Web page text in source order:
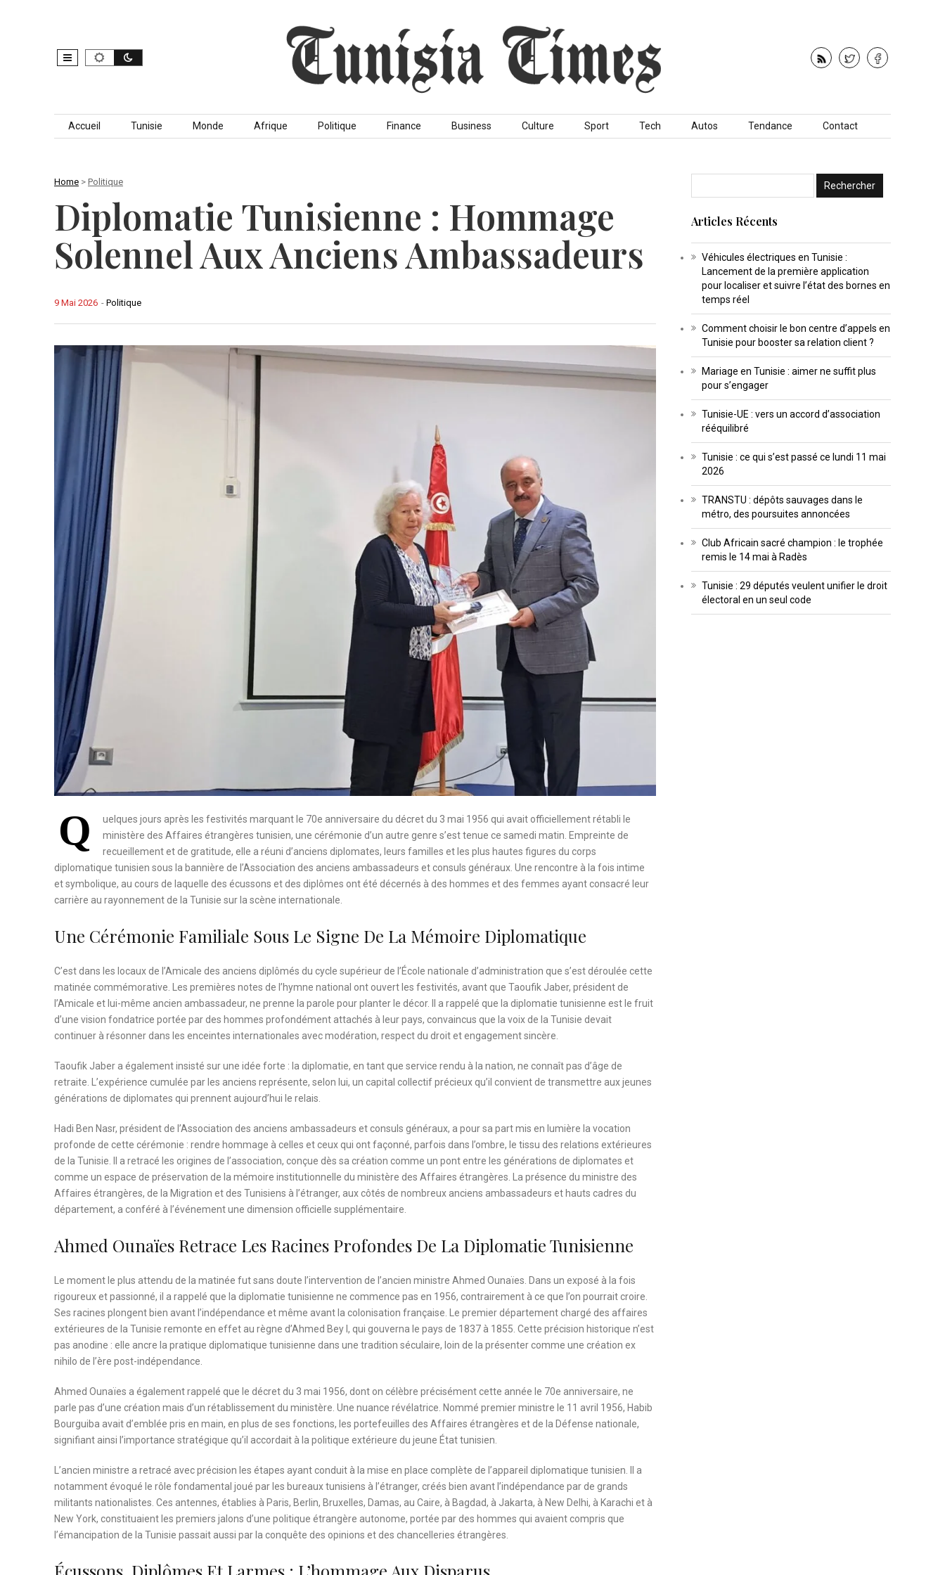
Skip to content
Accueil Tunisie Monde Afrique Politique Finance Business Culture Sport Tech Autos Tendance Contact
Home > Politique
Diplomatie Tunisienne : Hommage
Solennel Aux Anciens Ambassadeurs
- Politique
9 Mai 2026
Q
uelques jours après les festivités marquant le 70e anniversaire du décret du 3 mai 1956 qui avait officiellement rétabli le
ministère des Affaires étrangères tunisien, une cérémonie d’un autre genre s’est tenue ce samedi matin. Empreinte de
recueillement et de gratitude, elle a réuni d’anciens diplomates, leurs familles et les plus hautes figures du corps
diplomatique tunisien sous la bannière de l’Association des anciens ambassadeurs et consuls généraux. Une rencontre à la fois intime
et symbolique, au cours de laquelle des écussons et des diplômes ont été décernés à des hommes et des femmes ayant consacré leur
carrière au rayonnement de la Tunisie sur la scène internationale.
Une Cérémonie Familiale Sous Le Signe De La Mémoire Diplomatique
C’est dans les locaux de l’Amicale des anciens diplômés du cycle supérieur de l’École nationale d’administration que s’est déroulée cette
matinée commémorative. Les premières notes de l’hymne national ont ouvert les festivités, avant que Taoufik Jaber, président de
l’Amicale et lui-même ancien ambassadeur, ne prenne la parole pour planter le décor. Il a rappelé que la diplomatie tunisienne est le fruit
d’une vision fondatrice portée par des hommes profondément attachés à leur pays, convaincus que la voix de la Tunisie devait
continuer à résonner dans les enceintes internationales avec modération, respect du droit et engagement sincère.
Taoufik Jaber a également insisté sur une idée forte : la diplomatie, en tant que service rendu à la nation, ne connaît pas d’âge de
retraite. L’expérience cumulée par les anciens représente, selon lui, un capital collectif précieux qu’il convient de transmettre aux jeunes
générations de diplomates qui prennent aujourd’hui le relais.
Hadi Ben Nasr, président de l’Association des anciens ambassadeurs et consuls généraux, a pour sa part mis en lumière la vocation
profonde de cette cérémonie : rendre hommage à celles et ceux qui ont façonné, parfois dans l’ombre, le tissu des relations extérieures
de la Tunisie. Il a retracé les origines de l’association, conçue dès sa création comme un pont entre les générations de diplomates et
comme un espace de préservation de la mémoire institutionnelle du ministère des Affaires étrangères. La présence du ministre des
Affaires étrangères, de la Migration et des Tunisiens à l’étranger, aux côtés de nombreux anciens ambassadeurs et hauts cadres du
département, a conféré à l’événement une dimension officielle supplémentaire.
Ahmed Ounaïes Retrace Les Racines Profondes De La Diplomatie Tunisienne
Le moment le plus attendu de la matinée fut sans doute l’intervention de l’ancien ministre Ahmed Ounaïes. Dans un exposé à la fois
rigoureux et passionné, il a rappelé que la diplomatie tunisienne ne commence pas en 1956, contrairement à ce que l’on pourrait croire.
Ses racines plongent bien avant l’indépendance et même avant la colonisation française. Le premier département chargé des affaires
extérieures de la Tunisie remonte en effet au règne d’Ahmed Bey I, qui gouverna le pays de 1837 à 1855. Cette précision historique n’est
pas anodine : elle ancre la pratique diplomatique tunisienne dans une tradition séculaire, loin de la présenter comme une création ex
nihilo de l’ère post-indépendance.
Ahmed Ounaïes a également rappelé que le décret du 3 mai 1956, dont on célèbre précisément cette année le 70e anniversaire, ne
parle pas d’une création mais d’un rétablissement du ministère. Une nuance révélatrice. Nommé premier ministre le 11 avril 1956, Habib
Bourguiba avait d’emblée pris en main, en plus de ses fonctions, les portefeuilles des Affaires étrangères et de la Défense nationale,
signifiant ainsi l’importance stratégique qu’il accordait à la politique extérieure du jeune État tunisien.
L’ancien ministre a retracé avec précision les étapes ayant conduit à la mise en place complète de l’appareil diplomatique tunisien. Il a
notamment évoqué le rôle fondamental joué par les bureaux tunisiens à l’étranger, créés bien avant l’indépendance par de grands
militants nationalistes. Ces antennes, établies à Paris, Berlin, Bruxelles, Damas, au Caire, à Bagdad, à Jakarta, à New Delhi, à Karachi et à
New York, constituaient les premiers jalons d’une politique étrangère autonome, portée par des hommes qui avaient compris que
l’émancipation de la Tunisie passait aussi par la conquête des opinions et des chancelleries étrangères.
Articles Récents
Véhicules électriques en Tunisie :
Lancement de la première application
pour localiser et suivre l’état des bornes en
temps réel
Comment choisir le bon centre d’appels en
Tunisie pour booster sa relation client ?
Mariage en Tunisie : aimer ne suffit plus
pour s’engager
Tunisie-UE : vers un accord d’association
rééquilibré
Tunisie : ce qui s’est passé ce lundi 11 mai
2026
TRANSTU : dépôts sauvages dans le
métro, des poursuites annoncées
Club Africain sacré champion : le trophée
remis le 14 mai à Radès
Tunisie : 29 députés veulent unifier le droit
électoral en un seul code